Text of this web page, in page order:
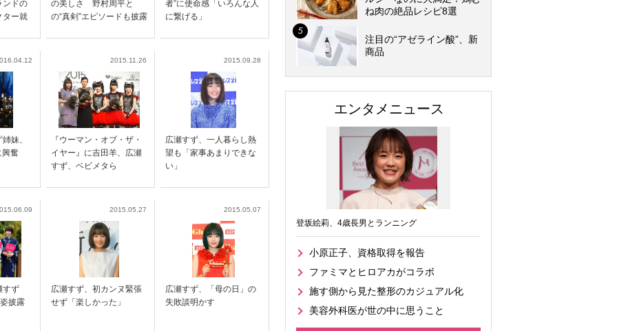
ドの
ター就
の美しさ 野村周平と
の“真剣”エピソードも披露
者”に使命感「いろんな人
に繋げる」
妹、
興奮
2015.11.26
『ウーマン・オブ・ザ・
イヤー』に吉田羊、広瀬
すず、ベビメタら
2015.09.28
広瀬すず、一人暮らし熱
望も「家事あまりできな
い」
すず
披露
2015.05.27
広瀬すず、初カンヌ緊張
せず「楽しかった」
2015.05.07
広瀬すず、「母の日」の
失敗談明かす
ね肉の絶品レシピ8選
注目の“アゼライン酸”、新
商品
エンタメニュース
登坂絵莉、4歳長男とランニング
小原正子、資格取得を報告
ファミマとヒロアカがコラボ
施す側から見た整形のカジュアル化
美容外科医が世の中に思うこと